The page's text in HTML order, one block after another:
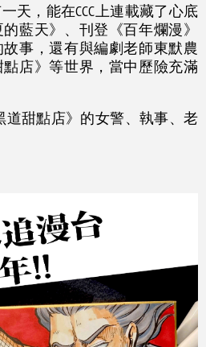
天，能在CCC上連載藏了心底
藍天》、刊登《百年爛漫》
事，還有與編劇老師東默農
店》等世界，當中歷險充滿
道甜點店》的女警、執事、老